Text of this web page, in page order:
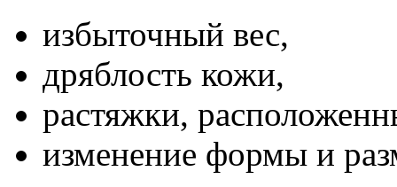
избыточный вес,
дряблость кожи,
растяжки,
изменение формы и